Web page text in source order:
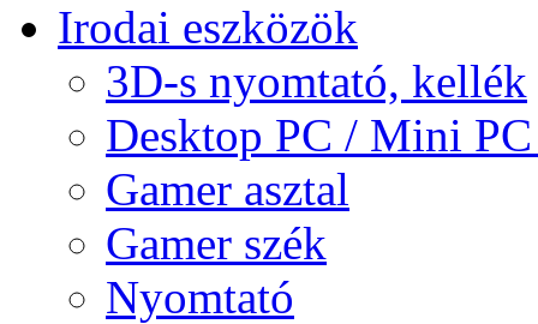
Irodai eszközök
3D-s nyomtató, kellék
Desktop PC / Mini
Gamer asztal
Gamer szék
Nyomtató